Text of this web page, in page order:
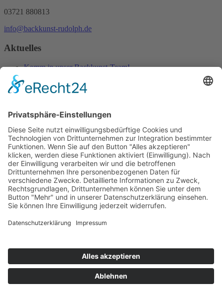
03721 880813
info@backkunst-rudolph.de
Aktuelles
Komm in unser Backkunst-Team!
Rhabarberkuchen
Das Kunstwerk ist vollbracht
Copyright © 2024 Backkunst Rudolph
Zum Inhalt springen
Werkzeugleiste öffnen